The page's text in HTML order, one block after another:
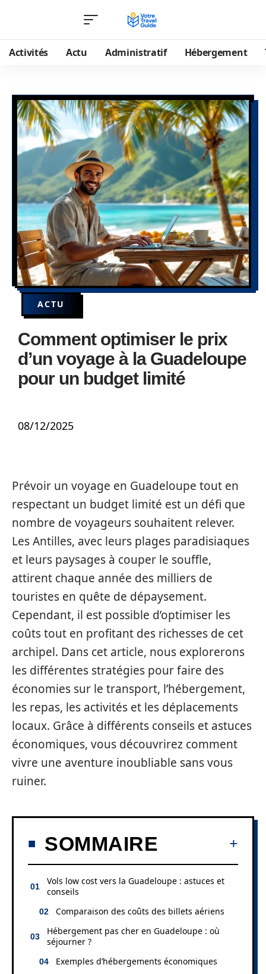
Activités Actu Administratif Hébergement
ACTU
Comment optimiser le prix
d’un voyage à la Guadeloupe
pour un budget limité
08/12/2025
Prévoir un voyage en Guadeloupe tout en
respectant un budget limité est un défi que
nombre de voyageurs souhaitent relever.
Les Antilles, avec leurs plages paradisiaques
et leurs paysages à couper le souffle,
attirent chaque année des milliers de
touristes en quête de dépaysement.
Cependant, il est possible d’optimiser les
coûts tout en profitant des richesses de cet
archipel. Dans cet article, nous explorerons
les différentes stratégies pour faire des
économies sur le transport, l’hébergement,
les repas, les activités et les déplacements
locaux. Grâce à différents conseils et astuces
économiques, vous découvrirez comment
vivre une aventure inoubliable sans vous
ruiner.
SOMMAIRE
Vols low cost vers la Guadeloupe : astuces et
conseils
Comparaison des coûts des billets aériens
Hébergement pas cher en Guadeloupe : où
séjourner ?
Exemples d’hébergements économiques